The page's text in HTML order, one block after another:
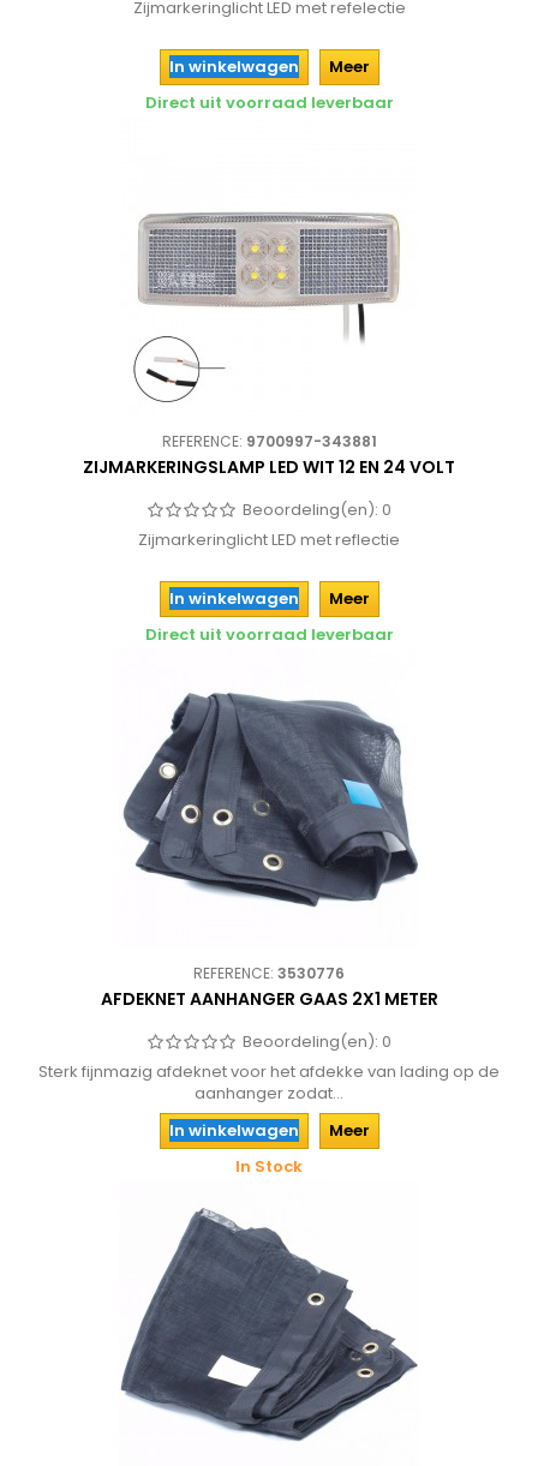
Zijmarkeringlicht LED met refelectie
In winkelwagen
Meer
Direct uit voorraad leverbaar
REFERENCE: 9700997-343881
ZIJMARKERINGSLAMP LED WIT 12 EN 24 VOLT
Beoordeling(en): 0
Zijmarkeringlicht LED met reflectie
In winkelwagen
Meer
Direct uit voorraad leverbaar
REFERENCE: 3530776
AFDEKNET AANHANGER GAAS 2X1 METER
Beoordeling(en): 0
Sterk fijnmazig afdeknet voor het afdekke van lading op de
aanhanger zodat...
In winkelwagen
Meer
In Stock